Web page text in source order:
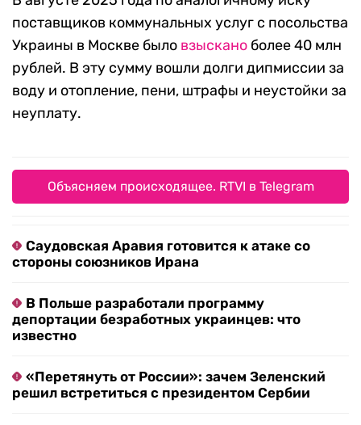
поставщиков коммунальных услуг с посольства
Украины в Москве было взыскано более 40 млн
рублей. В эту сумму вошли долги дипмиссии за
воду и отопление, пени, штрафы и неустойки за
неуплату.
Объясняем происходящее. RTVI в Telegram
Саудовская Аравия готовится к атаке со
стороны союзников Ирана
В Польше разработали программу
депортации безработных украинцев: что
известно
«Перетянуть от России»: зачем Зеленский
решил встретиться с президентом Сербии